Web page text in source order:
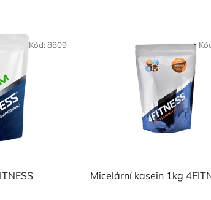
Kód: 8809
Micelární kasein 1kg